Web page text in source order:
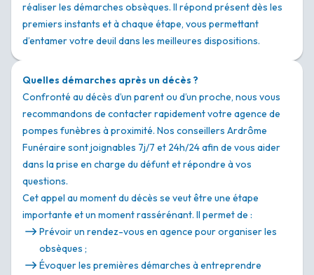
réaliser les démarches obsèques. Il répond présent dès les
premiers instants et à chaque étape, vous permettant
d’entamer votre deuil dans les meilleures dispositions.
Quelles démarches après un décès ?
Confronté au décès d’un parent ou d’un proche, nous vous
recommandons de contacter rapidement votre agence de
pompes funèbres à proximité. Nos conseillers Ardrôme
Funéraire sont joignables 7j/7 et 24h/24 afin de vous aider
dans la prise en charge du défunt et répondre à vos
questions.
Cet appel au moment du décès se veut être une étape
importante et un moment rassérénant. Il permet de :
Prévoir un rendez-vous en agence pour organiser les
obsèques ;
Évoquer les premières démarches à entreprendre